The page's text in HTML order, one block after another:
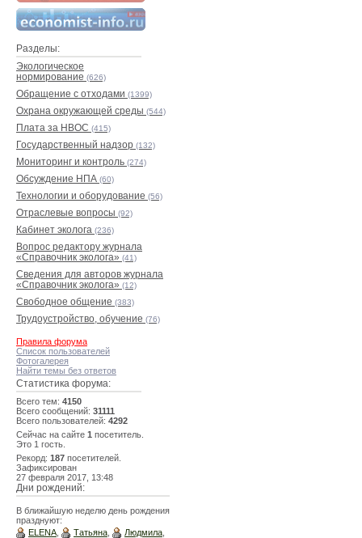
Разделы:
Экологическое
нормирование (626)
Обращение с отходами (1399)
Охрана окружающей среды (544)
Плата за НВОС (415)
Государственный надзор (132)
Мониторинг и контроль (274)
Обсуждение НПА (60)
Технологии и оборудование (56)
Отраслевые вопросы (92)
Кабинет эколога (236)
Вопрос редактору журнала
«Справочник эколога» (41)
Сведения для авторов журнала
«Справочник эколога» (12)
Свободное общение (383)
Трудоустройство, обучение (76)
Правила форума
Список пользователей
Фотогалерея
Найти темы без ответов
Статистика форума:
Всего тем: 4150
Всего сообщений: 31111
Всего пользователей: 4292
Сейчас на сайте 1 посетитель.
Это 1 гость.
Рекорд: 187 посетителей.
Зафиксирован
27 февраля 2017, 13:48
Дни рождений:
В ближайшую неделю день рождения
празднуют:
ELENA
Татьяна Людмила